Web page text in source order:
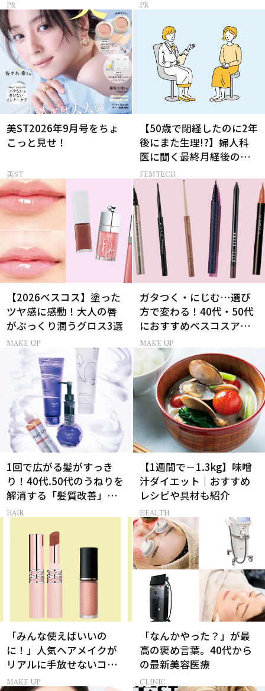
美ST2026年9月号をちょ
こっと見せ！
美ST
【50歳で閉経したのに2年
後にまた生理!?】婦人科
医に聞く最終月経後の出
血の対処法
FEMTECH
【2026ベスコス】塗った
ツヤ感に感動！大人の唇
がぷっくり潤うグロス3選
MAKE UP
ガタつく・にじむ…選び
方で変わる！40代・50代
におすすめベスコスアイ
ライナー9選
MAKE UP
1回で広がる髪がすっき
り！40代.50代のうねりを
解消する「髪質改善」シ
ャントリ8選
HAIR
【1週間で－1.3kg】味噌
汁ダイエット｜おすすめ
レシピや具材も紹介
HEALTH
「みんな使えばいいの
に！」人気ヘアメイクが
リアルに手放せないコス
メ
MAKE UP
「なんかやった？」が最
高の褒め言葉。40代から
の最新美容医療
CLINIC